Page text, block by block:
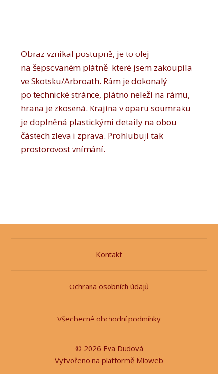
Obraz vznikal postupně, je to olej
na šepsovaném plátně, které jsem zakoupila
ve Skotsku/Arbroath. Rám je dokonalý
po technické stránce, plátno neleží na rámu,
hrana je zkosená. Krajina v oparu soumraku
je doplněná plastickými detaily na obou
částech zleva i zprava. Prohlubují tak
prostorovost vnímání.
Kontakt
Ochrana osobních údajů
Všeobecné obchodní podmínky
© 2026 Eva Dudová
Vytvořeno na platformě Mioweb